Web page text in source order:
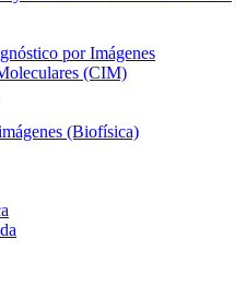
por Imágenes
(CIM)
(Biofísica)